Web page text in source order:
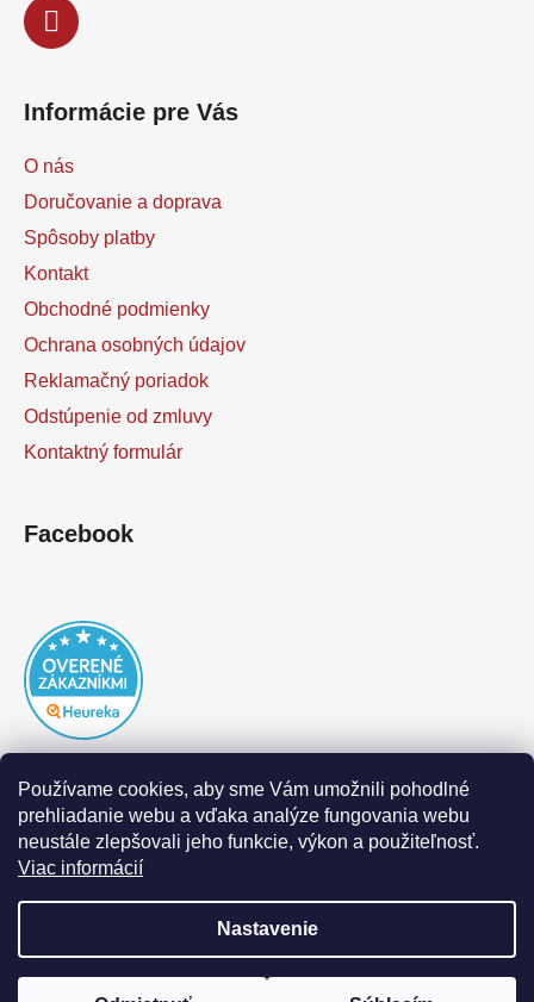
Používame cookies, aby sme Vám umožnili pohodlné
prehliadanie webu a vďaka analýze fungovania webu
neustále zlepšovali jeho funkcie, výkon a použiteľnosť.
Viac informácií
Nastavenie
Informácie pre Vás
O nás
Doručovanie a doprava
Spôsoby platby
Kontakt
Obchodné podmienky
Ochrana osobných údajov
Reklamačný poriadok
Odstúpenie od zmluvy
Kontaktný formulár
Facebook
|Realizoval Appgrade